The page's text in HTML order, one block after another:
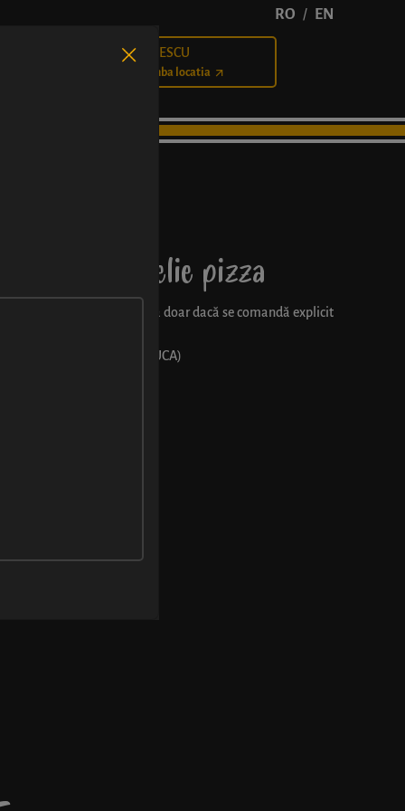
BĂLCESCU
Schimba locatia
RO / EN
+ felie pizza
din locație și se aplică doar dacă se comandă explicit
triunghi (Campus sau LUCA)